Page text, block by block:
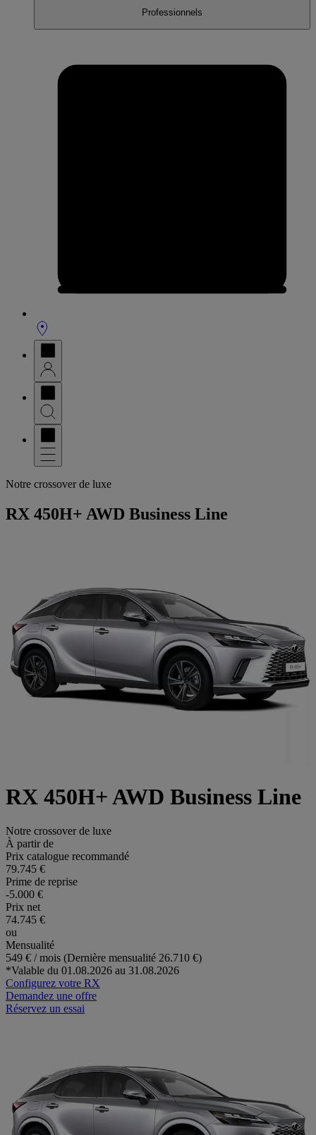
Professionnels
Notre crossover de luxe
RX 450H+ AWD Business Line
RX 450H+ AWD Business Line
Notre crossover de luxe
À partir de
Prix catalogue recommandé
79.745 €
Prime de reprise
-5.000 €
Prix net
74.745 €
ou
Mensualité
549 € / mois (Dernière mensualité 26.710 €)
*Valable du 01.08.2026 au 31.08.2026
Configurez votre RX
Demandez une offre
Réservez un essai